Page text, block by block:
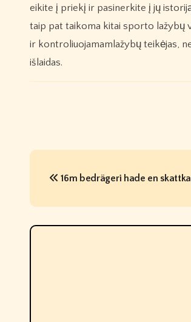
eikite į priekį ir pasinerkite į jų
taip pat taikoma kitai sporto lažybų
ir kontroliuojamamlažybų teikėjas,
išlaidas.
P
s
t
16m bedrägeri hade en